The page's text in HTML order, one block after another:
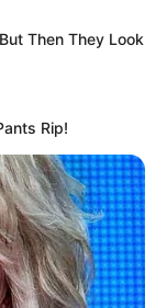
Then They Look
Rip!